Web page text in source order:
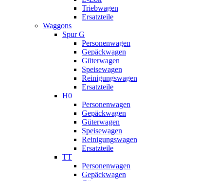
Triebwagen
Ersatzteile
Waggons
Spur G
Personenwagen
Gepäckwagen
Güterwagen
Speisewagen
Reinigungswagen
Ersatzteile
H0
Personenwagen
Gepäckwagen
Güterwagen
Speisewagen
Reinigungswagen
Ersatzteile
TT
Personenwagen
Gepäckwagen